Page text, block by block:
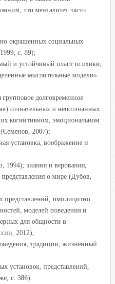
что менталитет часто
окрашенных социальных
с. 89);
и устойчивый пласт психики,
мыслительные модели»
долговременное
сознательных и неосознанных
когнитивном, эмоциональном
2007);
установка, воображение и
1994); знания и верования,
о мире (Дубов,
представлений, имплицитно
моделей поведения и
для общности в
2012);
традиции, жизненный
установок, представлений,
с. 386).